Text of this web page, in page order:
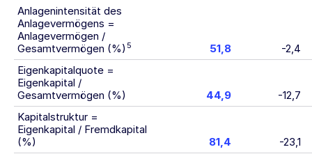
Anlagenintensität des
Anlagevermögens =
Anlagevermögen /
Gesamtvermögen (%) 5 51,8
-2,4
Eigenkapitalquote =
Eigenkapital /
Gesamtvermögen (%)
44,9
-12,7
Kapitalstruktur =
Eigenkapital / Fremdkapital
(%)
81,4 -23,1